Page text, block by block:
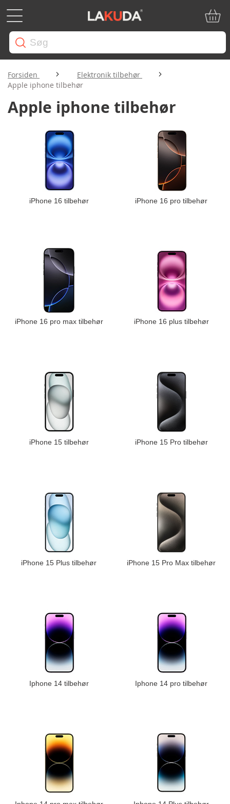
Forsiden
Elektronik tilbehør
Apple iphone tilbehør
Apple iphone tilbehør
iPhone 16 tilbehør iPhone 16 pro tilbehør
iPhone 16 pro max tilbehør iPhone 16 plus tilbehør
iPhone 15 tilbehør iPhone 15 Pro tilbehør
iPhone 15 Plus tilbehør iPhone 15 Pro Max tilbehør
Iphone 14 tilbehør Iphone 14 pro tilbehør